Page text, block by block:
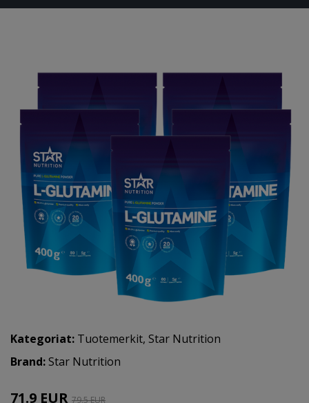
Kategoriat: Tuotemerkit, Star Nutrition
Brand:Star Nutrition
71.9 EUR 79.5 EUR